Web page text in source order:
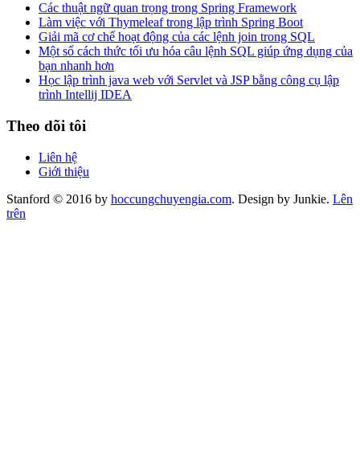
Các thuật ngữ quan trọng trong Spring Framework
Làm việc với Thymeleaf trong lập trình Spring Boot
Giải mã cơ chế hoạt động của các lệnh join trong SQL
Một số cách thức tối ưu hóa câu lệnh SQL giúp ứng dụng của
bạn nhanh hơn
Học lập trình java web với Servlet và JSP bằng công cụ lập
trình Intellij IDEA
Theo dõi tôi
Liên hệ
Giới thiệu
Stanford © 2016 by hoccungchuyengia.com. Design by Junkie. Lên
trên